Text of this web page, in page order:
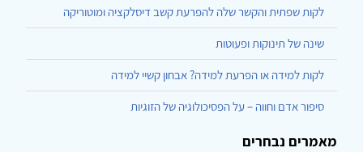
לקות שפתית והקשר שלה להפרעת קשב דיסלקציה ומוטוריקה
שינה של תינוקות ופעוטות
לקות למידה או הפרעת למידה? אבחון קשיי למידה
סיפור אדם וחווה – על הפסיכולוגיה של הזוגיות
מאמרים נבחרים